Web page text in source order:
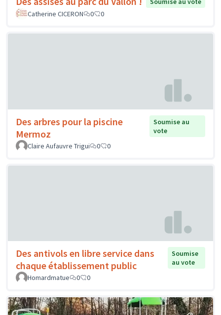
Catherine CICERON
0 0
Des arbres pour la piscine
Mermoz
Soumise au
vote
Claire Aufauvre Trigui
0 0
Des antivols en libre service dans
chaque établissement public
Soumise
au vote
Homardmatue
0 0